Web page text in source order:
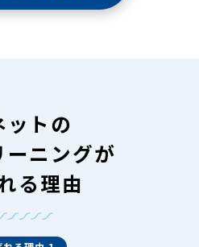
ットの
ーニングが
る理由